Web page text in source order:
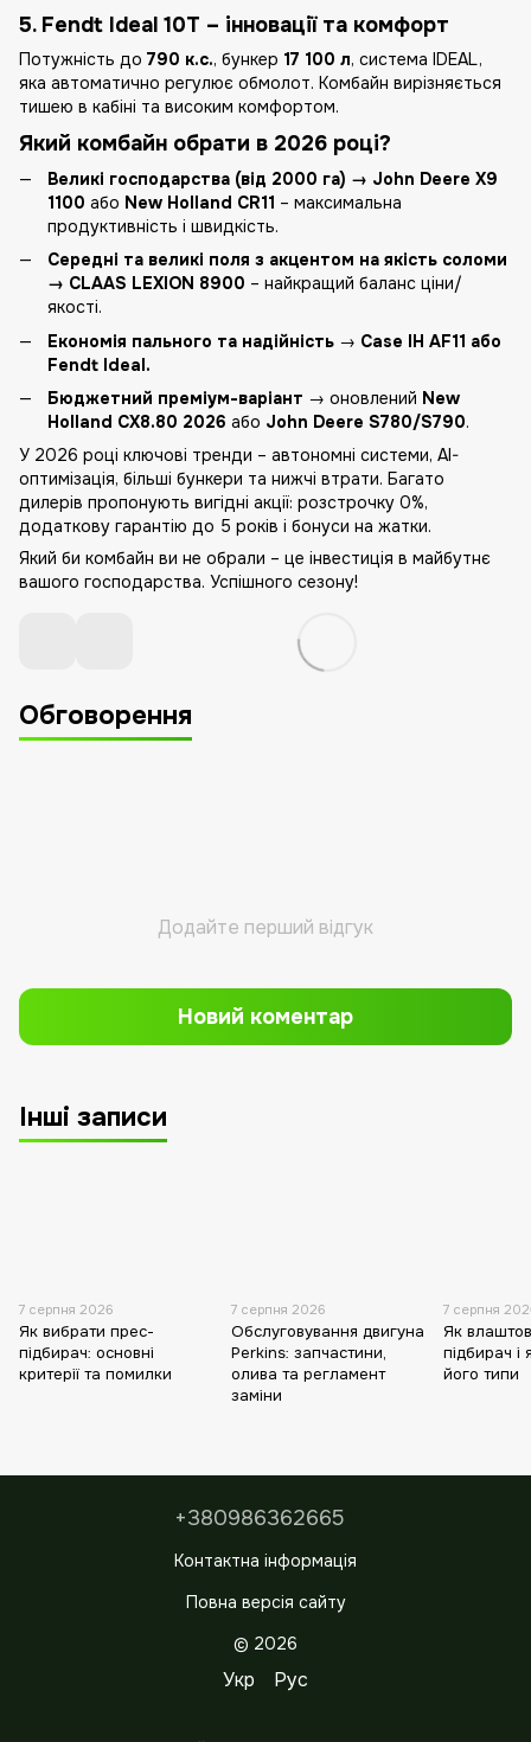
5. Fendt Ideal 10T – інновації та комфорт
Потужність до 790 к.с., бункер 17 100 л, система IDEAL,
яка автоматично регулює обмолот. Комбайн вирізняється
тишею в кабіні та високим комфортом.
Який комбайн обрати в 2026 році?
Великі господарства (від 2000 га) → John Deere X9
1100 або New Holland CR11 – максимальна
продуктивність і швидкість.
Середні та великі поля з акцентом на якість соломи
→ CLAAS LEXION 8900 – найкращий баланс ціни/
якості.
Економія пального та надійність → Case IH AF11 або
Fendt Ideal.
Бюджетний преміум-варіант → оновлений New
Holland CX8.80 2026 або John Deere S780/S790.
У 2026 році ключові тренди – автономні системи, AI-
оптимізація, більші бункери та нижчі втрати. Багато
дилерів пропонують вигідні акції: розстрочку 0%,
додаткову гарантію до 5 років і бонуси на жатки.
Який би комбайн ви не обрали – це інвестиція в майбутнє
вашого господарства. Успішного сезону!
Обговорення
Додайте перший відгук
Новий коментар
Інші записи
7 серпня 2026
Як вибрати прес-
підбирач: основні
критерії та помилки
7 серпня 2026
Обслуговування двигуна
Perkins: запчастини,
олива та регламент
заміни
7 серпня
Як
підбирач і
його типи
+380986362665
Контактна інформація
Повна версія сайту
© 2026
Укр Рус